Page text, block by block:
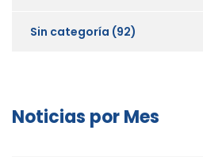
Sin categoría (92)
Noticias por Mes